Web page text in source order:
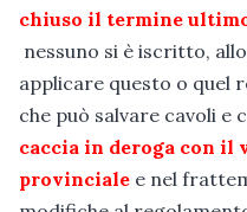
chiuso il termine
nessuno si è iscritto,
applicare questo o quel
che può salvare cavoli e
caccia in deroga con il
provinciale e nel